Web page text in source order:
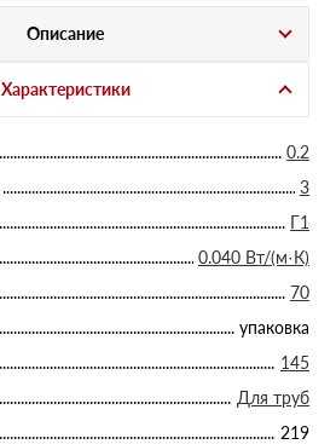
Описание
Характеристики
0.2
3
Г1
0.040 Вт/(м·К)
70
упаковка
145
Для труб
219